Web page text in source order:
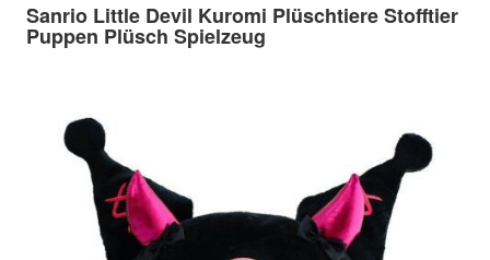
Sanrio Little Devil Kuromi Plüschtiere Stofftier
Puppen Plüsch Spielzeug